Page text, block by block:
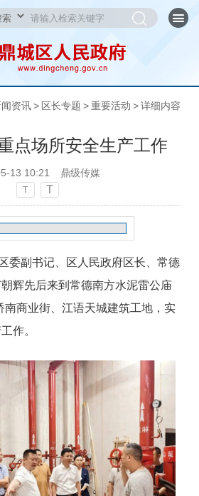
闻资讯 > 区长专题 > 重要活动 > 详细内容
点场所安全生产工作
13 10:21 鼎级传媒
T T
委副书记、区人民政府区长、常德
辉先后来到常德南方水泥雷公庙
南商业街、江语天城建筑工地，实
作。